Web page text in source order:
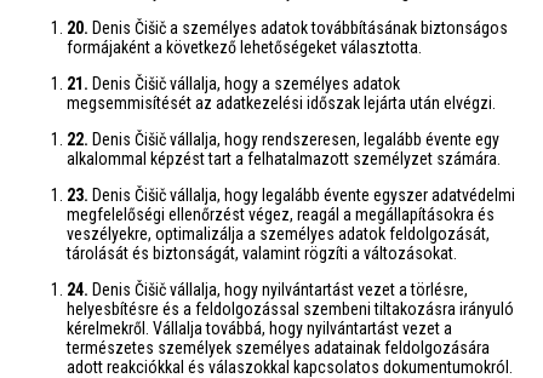
20. Denis Čišič a személyes adatok továbbításának biztonságos
formájaként a következő lehetőségeket választotta.
21. Denis Čišič vállalja, hogy a személyes adatok
megsemmisítését az adatkezelési időszak lejárta után elvégzi.
22. Denis Čišič vállalja, hogy rendszeresen, legalább évente egy
alkalommal képzést tart a felhatalmazott személyzet számára.
23. Denis Čišič vállalja, hogy legalább évente egyszer adatvédelmi
megfelelőségi ellenőrzést végez, reagál a megállapításokra és
veszélyekre, optimalizálja a személyes adatok feldolgozását,
tárolását és biztonságát, valamint rögzíti a változásokat.
24. Denis Čišič vállalja, hogy nyilvántartást vezet a törlésre,
helyesbítésre és a feldolgozással szembeni tiltakozásra irányuló
kérelmekről. Vállalja továbbá, hogy nyilvántartást vezet a
természetes személyek személyes adatainak feldolgozására
adott reakciókkal és válaszokkal kapcsolatos dokumentumokról.